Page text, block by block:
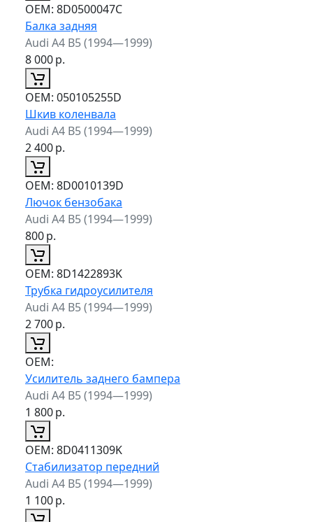
ОЕМ: 8D0500047C
Балка задняя
Audi A4 B5 (1994—1999)
8 000р.
ОЕМ: 050105255D
Шкив коленвала
Audi A4 B5 (1994—1999)
2 400р.
ОЕМ: 8D0010139D
Лючок бензобака
Audi A4 B5 (1994—1999)
800р.
ОЕМ: 8D1422893K
Трубка гидроусилителя
Audi A4 B5 (1994—1999)
2 700р.
ОЕМ:
Усилитель заднего бампера
Audi A4 B5 (1994—1999)
1 800р.
ОЕМ: 8D0411309K
Стабилизатор передний
Audi A4 B5 (1994—1999)
1 100р.